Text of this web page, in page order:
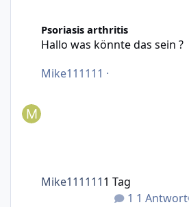
Psoriasis arthritis
Hallo was könnte das sein ?
Mike111111 ·
1 Antwort
Mike1111111 Tag